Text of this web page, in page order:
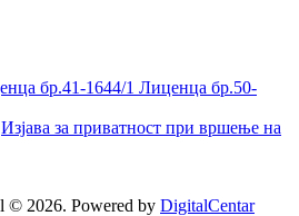
бр.41-1644/1 Лиценца бр.50-
Изјава за приватност при вршење на
© 2026. Powered by DigitalCentar